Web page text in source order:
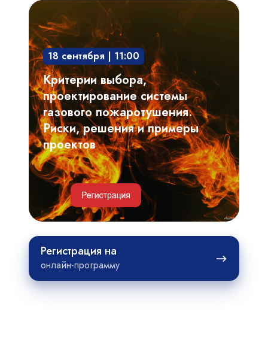
Критерии
выбора,
проектирование
системы
газового
пожаротушения.
Риски,
решения
и
примеры
проектов
18 сентября | 11:00
Критерии выбора,
проектирование системы
газового пожаротушения.
Риски, решения и примеры
проектов
Регистрация на
онлайн-программу
Регистрация